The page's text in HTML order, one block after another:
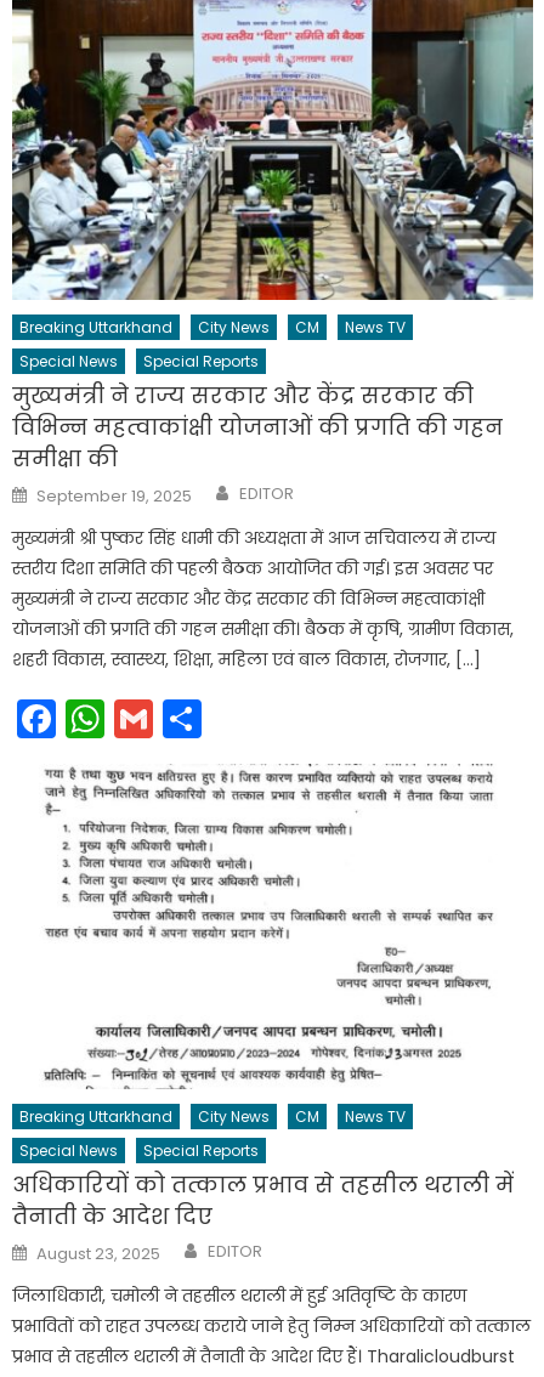
Breaking Uttarkhand City News CM
News TV
Special News
Special Reports
मुख्यमंत्री ने राज्य सरकार और केंद्र सरकार की
विभिन्न महत्वाकांक्षी योजनाओं की प्रगति की गहन
समीक्षा की
Posted
on
September 19, 2025 Author
EDITOR
मुख्यमंत्री श्री पुष्कर सिंह धामी की अध्यक्षता में आज सचिवालय में राज्य
स्तरीय दिशा समिति की पहली बैठक आयोजित की गई। इस अवसर पर
मुख्यमंत्री ने राज्य सरकार और केंद्र सरकार की विभिन्न महत्वाकांक्षी
योजनाओं की प्रगति की गहन समीक्षा की। बैठक में कृषि, ग्रामीण विकास,
शहरी विकास, स्वास्थ्य, शिक्षा, महिला एवं बाल विकास, रोजगार, […]
Facebook
WhatsApp
Gmail
Breaking Uttarkhand City News CM
News TV
Special News
Special Reports
अधिकारियों को तत्काल प्रभाव से तहसील थराली में
तैनाती के आदेश दिए
Posted
on
August 23, 2025 Author
EDITOR
जिलाधिकारी, चमोली ने तहसील थराली में हुई अतिवृष्टि के कारण
प्रभावितों को राहत उपलब्ध कराये जाने हेतु निम्न अधिकारियों को तत्काल
प्रभाव से तहसील थराली में तैनाती के आदेश दिए हैं। Tharalicloudburst